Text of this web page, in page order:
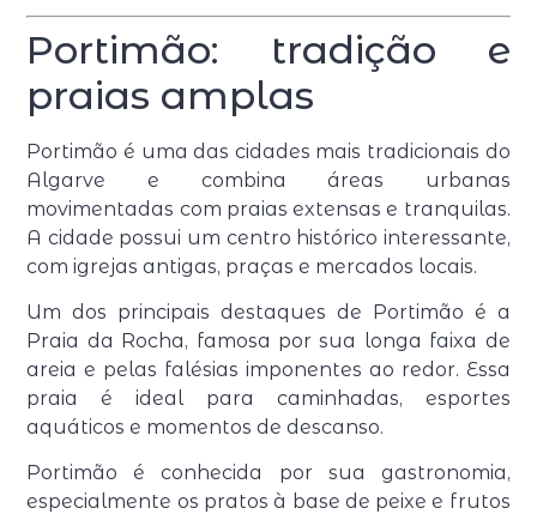
Portimão: tradição e
praias amplas
Portimão é uma das cidades mais tradicionais do
Algarve e combina áreas urbanas
movimentadas com praias extensas e tranquilas.
A cidade possui um centro histórico interessante,
com igrejas antigas, praças e mercados locais.
Um dos principais destaques de Portimão é a
Praia da Rocha, famosa por sua longa faixa de
areia e pelas falésias imponentes ao redor. Essa
praia é ideal para caminhadas, esportes
aquáticos e momentos de descanso.
Portimão é conhecida por sua gastronomia,
especialmente os pratos à base de peixe e frutos